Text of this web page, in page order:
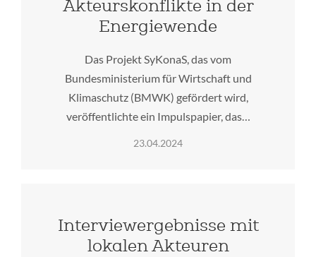
Akteurskonflikte in der
Energiewende
Das Projekt SyKonaS, das vom
Bundesministerium für Wirtschaft und
Klimaschutz (BMWK) gefördert wird,
veröffentlichte ein Impulspapier, das…
23.04.2024
Interviewergebnisse mit
lokalen Akteuren